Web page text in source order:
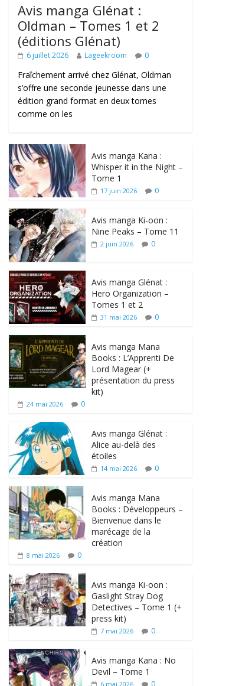
Avis manga Glénat :
Oldman – Tomes 1 et 2
(éditions Glénat)
6 juillet 2026 Lageekroom 0
Fraîchement arrivé chez Glénat, Oldman
s’offre une seconde jeunesse dans une
édition grand format en deux tomes
comme on les
Avis manga Kana :
Whisper it in the Night –
Tome 1
17 juin 2026 0
Avis manga Ki-oon :
Nine Peaks – Tome 11
2 juin 2026 0
Avis manga Glénat :
Hero Organization –
Tomes 1 et 2
31 mai 2026 0
Avis manga Mana
Books : L’Apprenti De
Lord Magear (+
présentation du press
kit)
24 mai 2026 0
Avis manga Glénat :
Alice au-delà des
étoiles
14 mai 2026 0
Avis manga Mana
Books : Développeurs –
Bienvenue dans le
marécage de la
création
8 mai 2026 0
Avis manga Ki-oon :
Gaslight Stray Dog
Detectives – Tome 1 (+
press kit)
7 mai 2026 0
Avis manga Kana : No
Devil – Tome 1
6 mai 2026 0